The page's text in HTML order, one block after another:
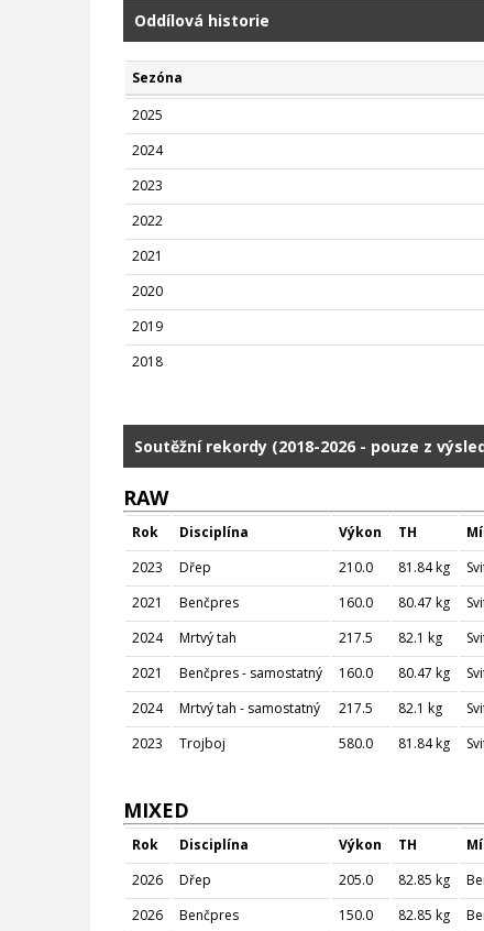
Oddílová historie
Sezóna
2025
2024
2023
2022
2021
2020
2019
2018
Soutěžní rekordy (2018-2026 - pouze z
RAW
Rok Disciplína Výkon TH
2023
Dřep 210.0 81.84 kg
2021
Benčpres 160.0 80.47 kg
2024
Mrtvý tah 217.5 82.1 kg
2021
Benčpres - samostatný 160.0 80.47 kg
2024
Mrtvý tah - samostatný 217.5 82.1 kg
2023
Trojboj 580.0 81.84 kg
MIXED
Rok Disciplína Výkon TH
2026
Dřep 205.0 82.85 kg
2026
Benčpres 150.0 82.85 kg